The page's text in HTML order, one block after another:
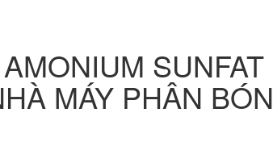
SUNFAT
MÁY PHÂN BÓN